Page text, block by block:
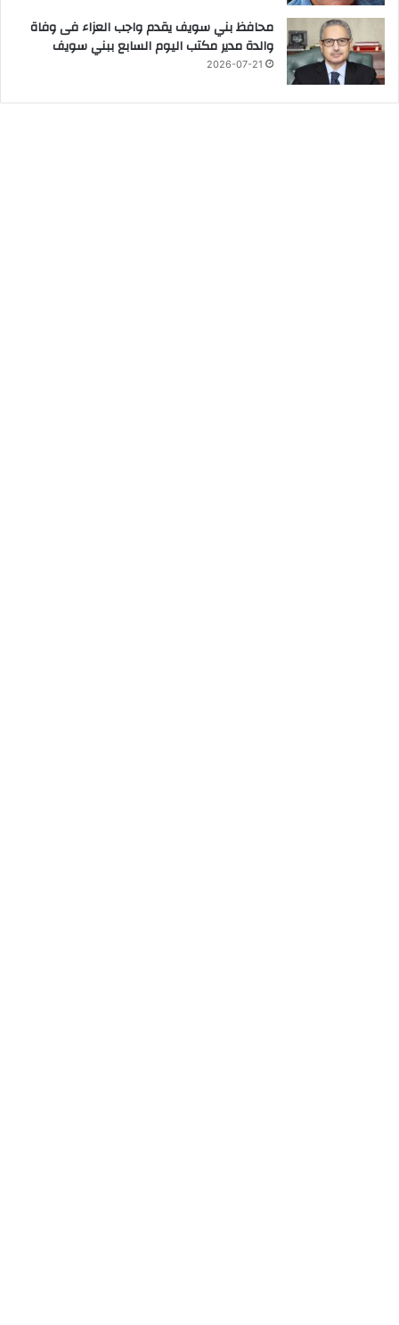
محافظ بني سويف يقدم واجب العزاء فى وفاة
والدة مدير مكتب اليوم السابع ببني سويف
2026-07-21